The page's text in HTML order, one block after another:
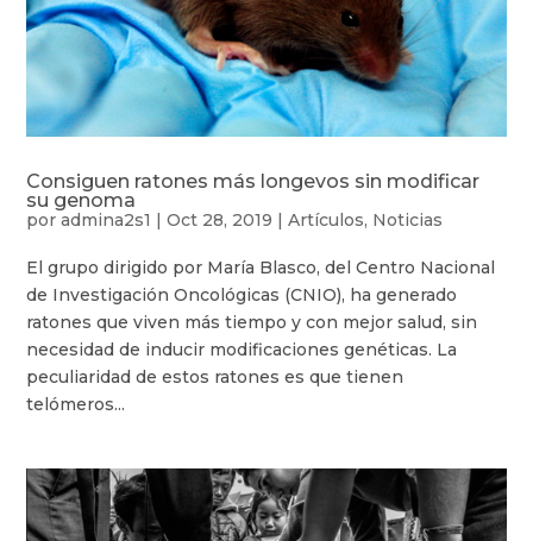
Consiguen ratones más longevos sin modificar
su genoma
poradmina2s1 |Oct 28, 2019 |Artículos, Noticias
El grupo dirigido por María Blasco, del Centro Nacional
de Investigación Oncológicas (CNIO), ha generado
ratones que viven más tiempo y con mejor salud, sin
necesidad de inducir modificaciones genéticas. La
peculiaridad de estos ratones es que tienen
telómeros...